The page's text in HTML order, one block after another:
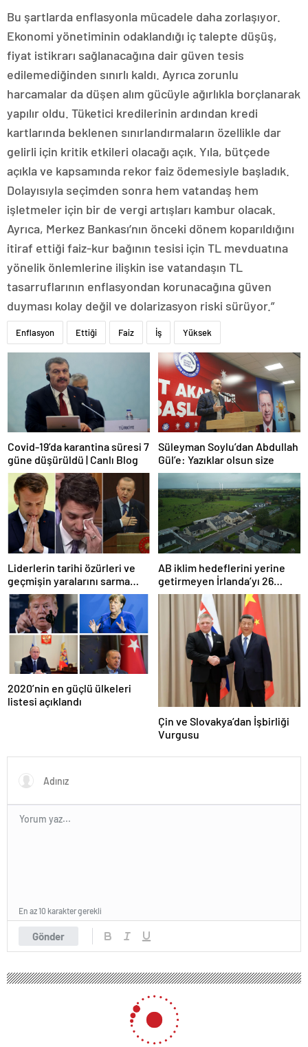
Bu şartlarda enflasyonla mücadele daha zorlaşıyor.
Ekonomi yönetiminin odaklandığı iç talepte düşüş,
fiyat istikrarı sağlanacağına dair güven tesis
edilemediğinden sınırlı kaldı. Ayrıca zorunlu
harcamalar da düşen alım gücüyle ağırlıkla borçlanarak
yapılır oldu. Tüketici kredilerinin ardından kredi
kartlarında beklenen sınırlandırmaların özellikle dar
gelirli için kritik etkileri olacağı açık. Yıla, bütçede
açıkla ve kapsamında rekor faiz ödemesiyle başladık.
Dolayısıyla seçimden sonra hem vatandaş hem
işletmeler için bir de vergi artışları kambur olacak.
Ayrıca, Merkez Bankası’nın önceki dönem koparıldığını
itiraf ettiği faiz-kur bağının tesisi için TL mevduatına
yönelik önlemlerine ilişkin ise vatandaşın TL
tasarruflarının enflasyondan korunacağına güven
duyması kolay değil ve dolarizasyon riski sürüyor.”
Enflasyon Ettiği Faiz İş Yüksek
Covid-19’da karantina süresi 7
güne düşürüldü | Canlı Blog
Süleyman Soylu’dan Abdullah
Gül’e: Yazıklar olsun size
Liderlerin tarihi özürleri ve
geçmişin yaralarını sarma
çabaları
AB iklim hedeflerini yerine
getirmeyen İrlanda’yı 26
milyar euroluk ceza bekliyor
2020’nin en güçlü ülkeleri
listesi açıklandı
Çin ve Slovakya’dan İşbirliği
Vurgusu
Gönder
En az 10 karakter gerekli